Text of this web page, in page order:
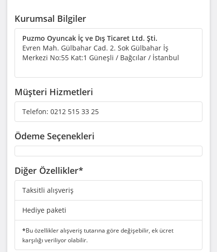
Kurumsal Bilgiler
Puzmo Oyuncak İç ve Dış Ticaret Ltd. Şti.
Evren Mah. Gülbahar Cad. 2. Sok Gülbahar İş
Merkezi No:55 Kat:1 Güneşli / Bağcılar / İstanbul
Müşteri Hizmetleri
Telefon: 0212 515 33 25
Ödeme Seçenekleri
Diğer Özellikler*
Taksitli alışveriş
Hediye paketi
*Bu özellikler alışveriş tutarına göre değişebilir, ek ücret
karşılığı veriliyor olabilir.